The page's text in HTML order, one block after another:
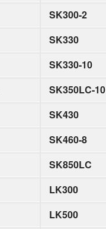
SK300-2
SK330
SK330-10
SK350LC-10
SK430
SK460-8
SK850LC
LK300
LK500